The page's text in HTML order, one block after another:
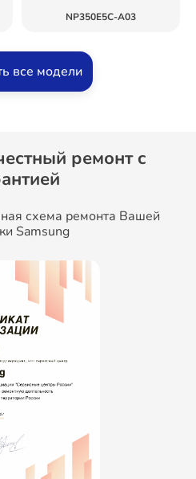
NP350E5C-A03
все модели
ремонт c
схема ремонта Вашей
Samsung